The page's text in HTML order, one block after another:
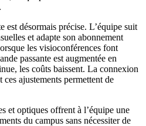
est désormais précise. L’équipe suit
et adapte son abonnement
les visioconférences font
passante est augmentée en
les coûts baissent. La connexion
ajustements permettent de
et optiques offrent à l’équipe une
du campus sans nécessiter de